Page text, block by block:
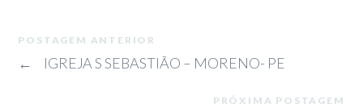
POSTAGEM ANTERIOR
← IGREJA S SEBASTIÃO – MORENO- PE
PRÓXIMA POSTAGEM